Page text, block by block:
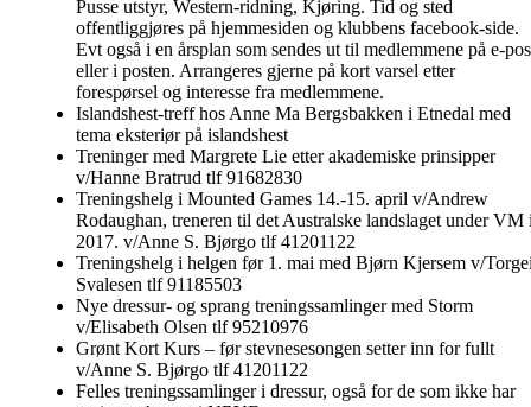
Pusse utstyr, Western-ridning, Kjøring. Tid og sted
offentliggjøres på hjemmesiden og klubbens facebook-side.
Evt også i en årsplan som sendes ut til medlemmene på e-
eller i posten. Arrangeres gjerne på kort varsel etter
forespørsel og interesse fra medlemmene.
Islandshest-treff hos Anne Ma Bergsbakken i Etnedal med
tema eksteriør på islandshest
Treninger med Margrete Lie etter akademiske prinsipper
v/Hanne Bratrud tlf 91682830
Treningshelg i Mounted Games 14.-15. april v/Andrew
Rodaughan, treneren til det Australske landslaget under VM
2017. v/Anne S. Bjørgo tlf 41201122
Treningshelg i helgen før 1. mai med Bjørn Kjersem v/
Svalesen tlf 91185503
Nye dressur- og sprang treningssamlinger med Storm
v/Elisabeth Olsen tlf 95210976
Grønt Kort Kurs – før stevnesesongen setter inn for fullt
v/Anne S. Bjørgo tlf 41201122
Felles treningssamlinger i dressur, også for de som ikke har